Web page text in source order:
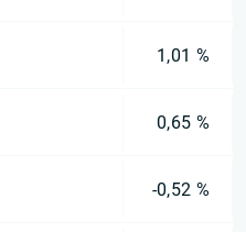
1,01 %
0,65 %
-0,52 %